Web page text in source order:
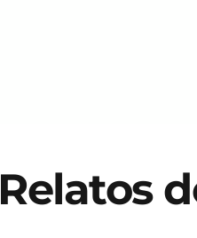
Relatos